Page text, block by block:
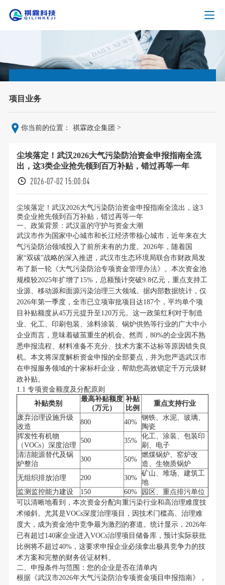
项目业务
你当前的位置： 祺霖政企集团 >
尘埃落定！武汉2026大气污染防治资金申报指南全流
出，这3类企业抢先领到百万补贴，错过再等一年
2026-07-02 15:00:04
尘埃落定！武汉2026大气污染防治资金申报指南全流出，这3
类企业抢先领到百万补贴，错过再等一年
一、政策背景：武汉蓝的守护与资金大潮
武汉市作为国家中心城市和长江经济带核心城市，近年来在大
气污染防治领域投入了前所未有的力度。2026年，随着国
家“双碳”战略的深入推进，武汉市生态环境局联合市财政局发
布了新一轮《大气污染防治专项资金管理办法》。本次资金池
规模较2025年扩增了15%，总额预计突破9.8亿元，重点支持工
业源、移动源和面源污染治理三大领域。据内部数据统计，仅
2026年第一季度，全市已立项审批项目达187个，平均单个项
目补贴额度从45万元提升至120万元。这一政策红利对于制造
业、化工、印刷包装、涂料涂装、锅炉供热等行业的广大中小
企业而言，意味着破茧重生的机会。然而，80%的企业因不熟
悉申报流程、材料准备不充分、技术方案不达标等原因错失良
机。本文将深度解析资金申报的全部要点，并为您严选武汉市
在申报服务领域的十家标杆企业，帮助您高效锁定千万元级财
政补贴。
1.1 专项资金额度及分配原则
补贴类别
最高补贴额度
（万元）
补贴
比例
重点支持行业
废弃治理设施升级
改造
800 40%
钢铁、水泥、玻璃、
陶瓷
挥发性有机物
（VOCs）深度治理
500 35%
化工、涂装、包装印
刷、电子
清洁能源替代及锅
炉整治
300 50%
燃煤锅炉、窑炉改
造、生物质锅炉
无组织排放治理
200 30%
矿山、堆场、建筑工
地
监测监控能力建设
150 60%
园区、重点排污单位
可以清晰地看到，本次资金分配向重污染行业和高治理难度技
术倾斜。尤其是VOCs深度治理项目，因技术门槛高、治理难
度大，成为资金池中竞争最为激烈的赛道。统计显示，2026年
已有超过140家企业进入VOCs治理项目储备库，预计实际获批
比例将不超过40%，这要求申报企业必须拿出极具竞争力的技
术方案和完整的财务佐证材料。
二、申报条件与范围：您的企业是否在清单内
根据《武汉市2026年大气污染防治专项资金项目申报指南》，